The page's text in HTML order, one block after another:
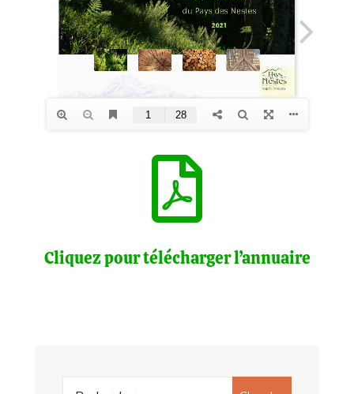
Cliquez pour télécharger l’annuaire